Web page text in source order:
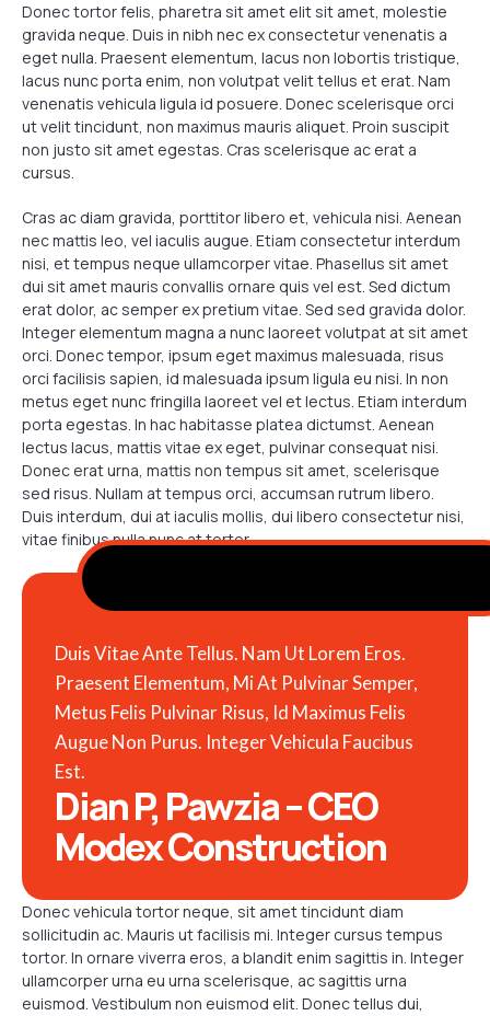
Donec tortor felis, pharetra sit amet elit sit amet, molestie
gravida neque. Duis in nibh nec ex consectetur venenatis a
eget nulla. Praesent elementum, lacus non lobortis tristique,
lacus nunc porta enim, non volutpat velit tellus et erat. Nam
venenatis vehicula ligula id posuere. Donec scelerisque orci
ut velit tincidunt, non maximus mauris aliquet. Proin suscipit
non justo sit amet egestas. Cras scelerisque ac erat a
cursus.
Cras ac diam gravida, porttitor libero et, vehicula nisi. Aenean
nec mattis leo, vel iaculis augue. Etiam consectetur interdum
nisi, et tempus neque ullamcorper vitae. Phasellus sit amet
dui sit amet mauris convallis ornare quis vel est. Sed dictum
erat dolor, ac semper ex pretium vitae. Sed sed gravida dolor.
Integer elementum magna a nunc laoreet volutpat at sit amet
orci. Donec tempor, ipsum eget maximus malesuada, risus
orci facilisis sapien, id malesuada ipsum ligula eu nisi. In non
metus eget nunc fringilla laoreet vel et lectus. Etiam interdum
porta egestas. In hac habitasse platea dictumst. Aenean
lectus lacus, mattis vitae ex eget, pulvinar consequat nisi.
Donec erat urna, mattis non tempus sit amet, scelerisque
sed risus. Nullam at tempus orci, accumsan rutrum libero.
Duis interdum, dui at iaculis mollis, dui libero consectetur nisi,
vitae finibus nulla nunc at tortor.
Duis Vitae Ante Tellus. Nam Ut Lorem Eros.
Praesent Elementum, Mi At Pulvinar Semper,
Metus Felis Pulvinar Risus, Id Maximus Felis
Augue Non Purus. Integer Vehicula Faucibus
Est.
Dian P, Pawzia – CEO
Modex Construction
Donec vehicula tortor neque, sit amet tincidunt diam
sollicitudin ac. Mauris ut facilisis mi. Integer cursus tempus
tortor. In ornare viverra eros, a blandit enim sagittis in. Integer
ullamcorper urna eu urna scelerisque, ac sagittis urna
euismod. Vestibulum non euismod elit. Donec tellus dui,